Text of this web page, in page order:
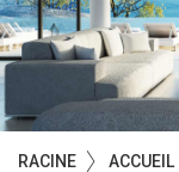
RACINE ACCUEIL